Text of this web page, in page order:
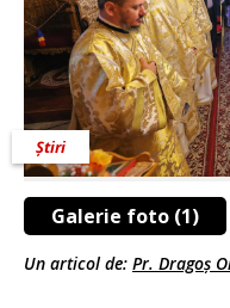
Galerie foto (1)
Știri
Un articol de: Pr. Dragoș